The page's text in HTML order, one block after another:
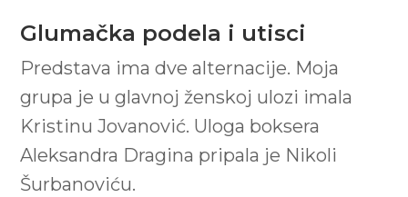
Glumačka podela i utisci
Predstava ima dve alternacije. Moja
grupa je u glavnoj ženskoj ulozi imala
Kristinu Jovanović. Uloga boksera
Aleksandra Dragina pripala je Nikoli
Šurbanoviću.